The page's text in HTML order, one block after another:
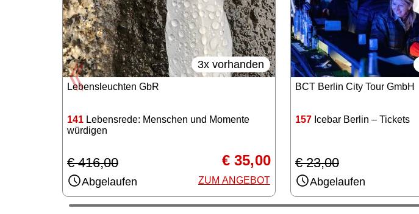
3x vorhanden
Lebensleuchten GbR
141 Lebensrede: Menschen und Momente
würdigen
€ 416,00
Abgelaufen
€ 35,00
ZUM ANGEBOT
BCT Berlin City Tour GmbH
157 Icebar Berlin – Tickets
€ 23,00
Abgelaufen